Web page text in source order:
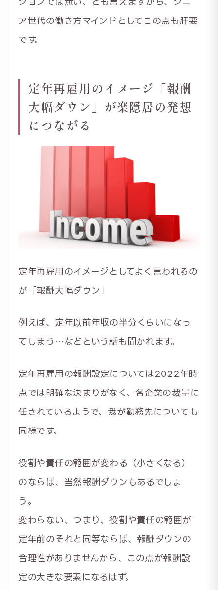
ア世代の働き方マインドとしてこの点も肝要
です。
定年再雇用のイメージ「報酬
大幅ダウン」が楽隠居の発想
につながる
定年再雇用のイメージとしてよく言われるの
が「報酬大幅ダウン」
例えば、定年以前年収の半分くらいになっ
てしまう…などという話も聞かれます。
定年再雇用の報酬設定については2022年時
点では明確な決まりがなく、各企業の裁量に
任されているようで、我が勤務先についても
同様です。
役割や責任の範囲が変わる（小さくなる）
のならば、当然報酬ダウンもあるでしょ
う。
変わらない、つまり、役割や責任の範囲が
定年前のそれと同等ならば、報酬ダウンの
合理性がありませんから、この点が報酬設
定の大きな要素になるはず。